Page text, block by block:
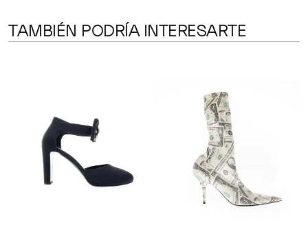
TAMBIÉN PODRÍA INTERESARTE